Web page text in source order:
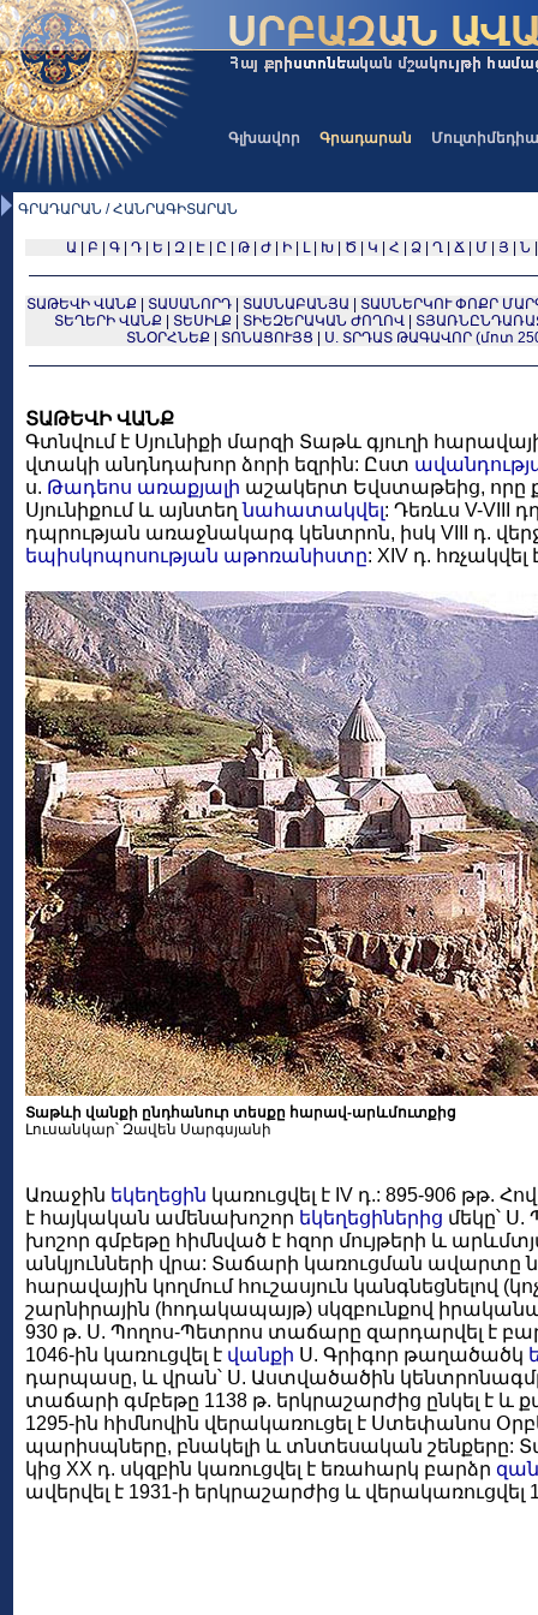
Գլխավոր Գրադարան Մուլտիմեդիա
ԳՐԱԴԱՐԱՆ / ՀԱՆՐԱԳԻՏԱՐԱՆ
Ա Բ Գ Դ Ե Զ Է Ը Թ Ժ Ի Լ| Խ Ծ Կ Հ Ձ Ղ Ճ Մ Յ Ն
ՏԱԹԵՎԻ ՎԱՆՔ ՏԱՍԱՆՈՐԴ ՏԱՍՆԱԲԱՆՅԱ
ՏԱՍՆԵՐԿՈՒ ՓՈՔՐ
ՏԵՂԵՐԻ ՎԱՆՔ
ՏԵՍԻԼՔ ՏԻԵԶԵՐԱԿԱՆ ԺՈՂՈՎ
ՏՆՕՐՀՆԵՔ
ՏՈՆԱՑՈՒՅՑ Ս. ՏՐԴԱՏ ԹԱԳԱՎՈՐ (մոտ
ՏԱԹԵՎԻ ՎԱՆՔ
Գտնվում է Սյունիքի մարզի Տաթև գյուղի
վտակի անդնդախոր ձորի եզրին: Ըստ
ս. Թադեոս առաքյալի աշակերտ Եվստաթեից, որը
Սյունիքում և այնտեղնահատակվել: Դեռևս V-VIII
դպրության առաջնակարգ կենտրոն, իսկ VIII դ.
եպիսկոպոսության աթոռանիստը: XIV դ.
Տաթևի վանքի ընդհանուր տեսքը հարավ-արևմուտքից
Լուսանկար՝ Զավեն Սարգսյանի
Առաջին եկեղեցին կառուցվել է IV դ.: 895-906 թթ.
է հայկական ամենախոշոր եկեղեցիներից մեկը՝
խոշոր գմբեթը հիմնված է հզոր մույթերի և
անկյունների վրա: Տաճարի կառուցման ավարտը
հարավային կողմում հուշասյուն կանգնեցնելով
շարնիրային (հոդակապայթ) սկզբունքով
930 թ. Ս. Պողոս-Պետրոս տաճարը զարդարվել է
1046-ին կառուցվել է վանքի Ս. Գրիգոր թաղածածկ
դարպասը, և վրան՝ Ս. Աստվածածին
տաճարի գմբեթը 1138 թ. երկրաշարժից ընկել է և
1295-ին հիմնովին վերակառուցել է Ստեփանոս
պարիսպները, բնակելի և տնտեսական
կից XX դ. սկզբին կառուցվել է եռահարկ բարձր
ավերվել է 1931-ի երկրաշարժից և վերակառուցվել